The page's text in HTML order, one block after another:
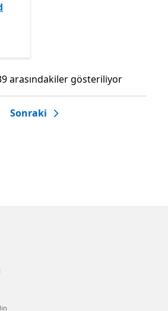
arasındakiler gösteriliyor
arasındakiler gösteriliyor
Sonraki